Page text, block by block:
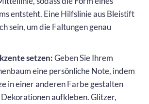
entsteht. Eine Hilfslinie aus Bleistift
sein, um die Faltungen genau
setzen:Geben Sie Ihrem
eine persönliche Note, indem
in einer anderen Farbe gestalten
aufkleben. Glitzer,